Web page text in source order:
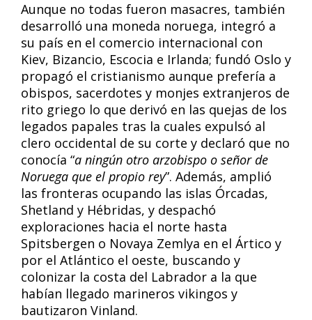
Aunque no todas fueron masacres, también
desarrolló una moneda noruega, integró a
su país en el comercio internacional con
Kiev, Bizancio, Escocia e Irlanda; fundó Oslo y
propagó el cristianismo aunque prefería a
obispos, sacerdotes y monjes extranjeros de
rito griego lo que derivó en las quejas de los
legados papales tras la cuales expulsó al
clero occidental de su corte y declaró que no
conocía “a ningún otro arzobispo o señor de
Noruega que el propio rey”. Además, amplió
las fronteras ocupando las islas Órcadas,
Shetland y Hébridas, y despachó
exploraciones hacia el norte hasta
Spitsbergen o Novaya Zemlya en el Ártico y
por el Atlántico el oeste, buscando y
colonizar la costa del Labrador a la que
habían llegado marineros vikingos y
bautizaron Vinland.